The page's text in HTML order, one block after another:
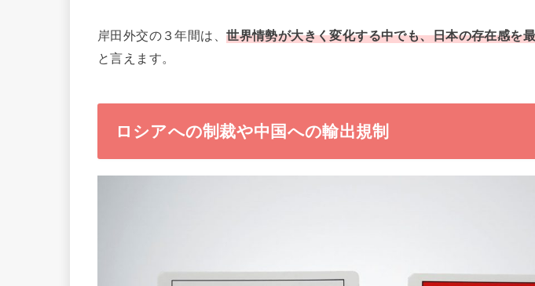
岸田外交の３年間は、世界情勢が大きく変化する中でも、日本の存在感を
と言えます。
ロシアへの制裁や中国への輸出規制